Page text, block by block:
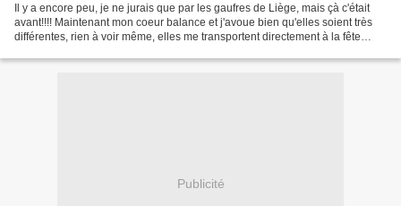
Il y a encore peu, je ne jurais que par les gaufres de Liège, mais çà c'était
avant!!!! Maintenant mon coeur balance et j'avoue bien qu'elles soient très
différentes, rien à voir même, elles me transportent directement à la fête
Publicité